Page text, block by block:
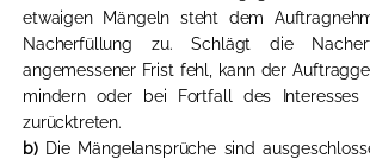
etwaigen Mängeln steht dem
Nacherfüllung zu. Schlägt die
angemessener Frist fehl, kann der
mindern oder bei Fortfall des Interesses
zurücktreten.
b)Die Mängelansprüche sind